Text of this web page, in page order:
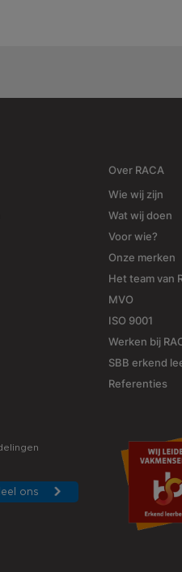
Over RACA
Wie wij zijn
Wat wij doen
Voor wie?
Onze merken
Het team van
MVO
ISO 9001
Werken bij
SBB erkend
Referenties